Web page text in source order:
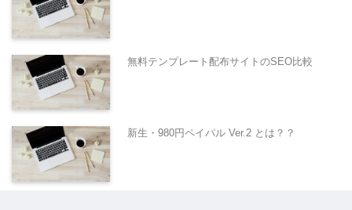
無料テンプレート配布サイトのSEO比較
新生・980円ペイパル Ver.2 とは？？